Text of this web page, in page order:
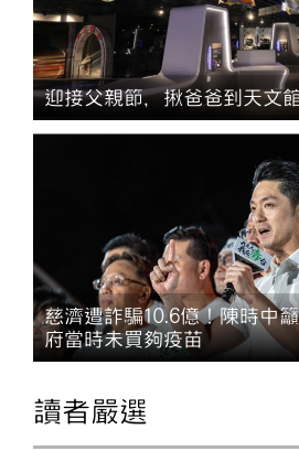
迎接父親節，揪爸爸到天文
慈濟遭詐騙10.6億！陳時中
府當時未買夠疫苗
讀者嚴選